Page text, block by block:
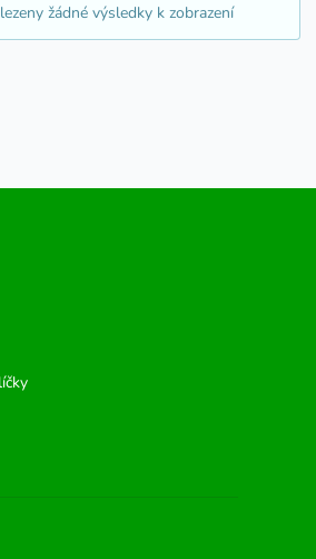
žádné výsledky k zobrazení